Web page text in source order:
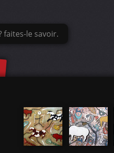
faites-le savoir.